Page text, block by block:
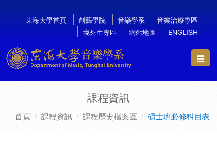
東海大學首頁 創藝學院 音樂學系
音樂治療專區
境外生專區
網站地圖 ENGLISH
課程資訊
首頁 課程資訊 課程歷史檔案區 碩士班必修科目表